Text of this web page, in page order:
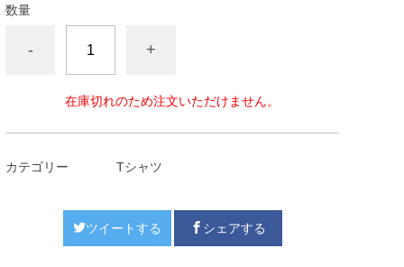
数量
- +
在庫切れのため注文いただけません。
カテゴリー Tシャツ
ツイートする シェアする